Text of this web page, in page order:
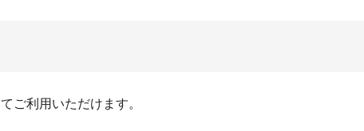
ご利用いただけます。